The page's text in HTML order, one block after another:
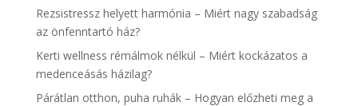
Rezsistressz helyett harmónia – Miért nagy szabadság
az önfenntartó ház?
Kerti wellness rémálmok nélkül – Miért kockázatos a
medenceásás házilag?
Párátlan otthon, puha ruhák – Hogyan előzheti meg a